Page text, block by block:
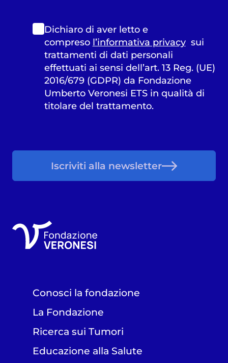
Dichiaro di aver letto e
compreso l’informativa privacysui
trattamenti di dati personali
effettuati ai sensi dell’art. 13 Reg. (UE)
2016/679 (GDPR) da Fondazione
Umberto Veronesi ETS in qualità di
titolare del trattamento.
Iscriviti alla newsletter
Conosci la fondazione
La Fondazione
Ricerca sui Tumori
Educazione alla Salute